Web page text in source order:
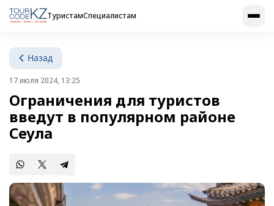
ТуристамСпециалистам
Назад
17 июля 2024, 13:25
Ограничения для туристов
введут в популярном районе
Сеула